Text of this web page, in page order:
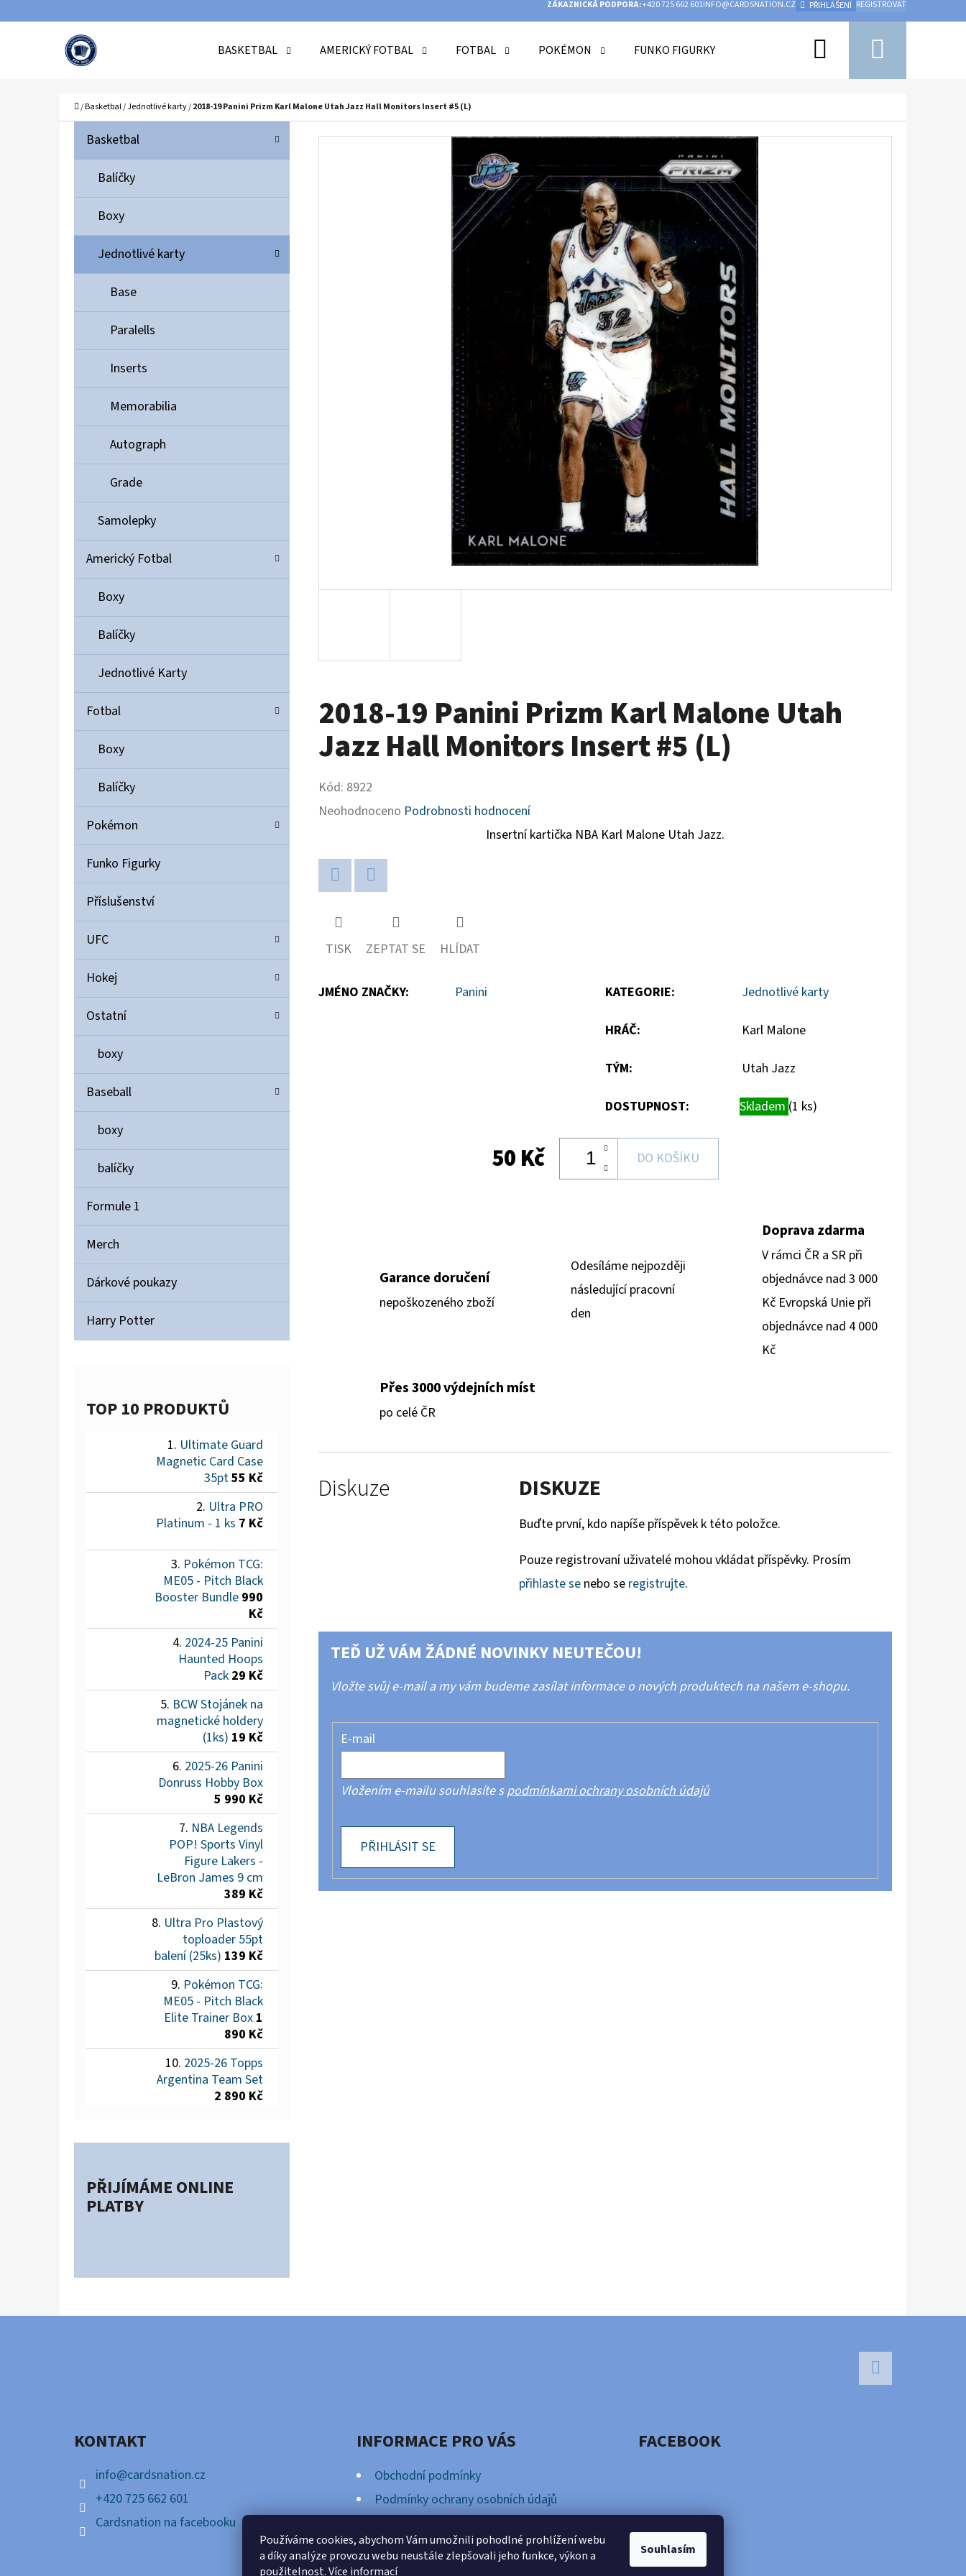
Používáme cookies, abychom Vám umožnili pohodlné prohlížení webu
a díky analýze provozu webu neustále zlepšovali jeho funkce, výkon a
použitelnost.Více informací
Souhlasím
ZÁKAZNICKÁ PODPORA:+420 725 662 601INFO@CARDSNATION.CZ PŘIHLÁŠENÍ REGISTROVAT
BASKETBAL AMERICKÝ FOTBAL FOTBAL POKÉMON FUNKO FIGURKY Hledat
Domů
/Basketbal/Jednotlivé karty/2018-19 Panini Prizm Karl Malone Utah Jazz Hall Monitors Insert #5 (L)
Přeskočit
kategorie
K
T
G
R
E
Basketbal
Balíčky
Boxy
Jednotlivé karty
Base
Paralells
Inserts
Memorabilia
Autograph
Grade
Samolepky
Americký Fotbal
Boxy
Balíčky
Jednotlivé Karty
Fotbal
Boxy
Balíčky
Pokémon
Funko Figurky
Příslušenství
UFC
Hokej
Ostatní
boxy
Baseball
boxy
balíčky
Formule 1
Merch
Dárkové poukazy
Harry Potter
TOP 10 PRODUKTŮ
Ultimate Guard
Magnetic Card Case
35pt55 Kč
Ultra PRO
Platinum - 1 ks 7 Kč
Pokémon TCG:
ME05 - Pitch Black
Booster Bundle 990
Kč
2024-25 Panini
Haunted Hoops
Pack 29 Kč
BCW Stojánek na
magnetické holdery
(1ks) 19 Kč
2025-26 Panini
Donruss Hobby Box
5 990 Kč
NBA Legends
POP! Sports Vinyl
Figure Lakers -
LeBron James 9 cm
389 Kč
Ultra Pro Plastový
toploader 55pt
balení (25ks) 139 Kč
Pokémon TCG:
ME05 - Pitch Black
Elite Trainer Box 1
890 Kč
2025-26 Topps
Argentina Team Set
2 890 Kč
PŘIJÍMÁME ONLINE
PLATBY
2018-19 Panini Prizm Karl Malone Utah
Jazz Hall Monitors Insert #5 (L)
Kód: 8922
Průměrné
produktu
Neohodnoceno Podrobnosti hodnocení
Insertní kartička NBA Karl Malone Utah Jazz.
TISK ZEPTAT SE HLÍDAT
JMÉNO ZNAČKY: Panini KATEGORIE: Jednotlivé karty
HRÁČ: Karl Malone
TÝM: Utah Jazz
DOSTUPNOST: Skladem (1 ks)
50 Kč DO KOŠÍKU
Garance doručení
nepoškozeného zboží
Odesíláme nejpozději
následující pracovní
den
Doprava zdarma
V rámci ČR a SR při
objednávce nad 3 000
Kč Evropská Unie při
objednávce nad 4 000
Kč
Přes 3000 výdejních míst
po celé ČR
Diskuze DISKUZE
Buďte první, kdo napíše příspěvek k této položce.
Pouze registrovaní uživatelé mohou vkládat příspěvky. Prosím
přihlaste se nebo se registrujte.
TEĎ UŽ VÁM ŽÁDNÉ NOVINKY NEUTEČOU!
Vložte svůj e-mail a my vám budeme zasílat informace o nových produktech na našem e-shopu.
E-mail
Vložením e-mailu souhlasíte spodmínkami ochrany osobních údajů
PŘIHLÁSIT SE
Zpět
Zpět
DOPORUČUJEME
ULTIMATE GUARD MAGNETIC CARD CASE 35PT
POKÉMON TCG: ME05 - PITCH BLACK
BOOSTER BUNDLE
990 Kč
KONTAKT
info@cardsnation.cz
+420 725 662 601
Cardsnation na facebooku
INFORMACE PRO VÁS
Obchodní podmínky
Podmínky ochrany osobních údajů
FACEBOOK